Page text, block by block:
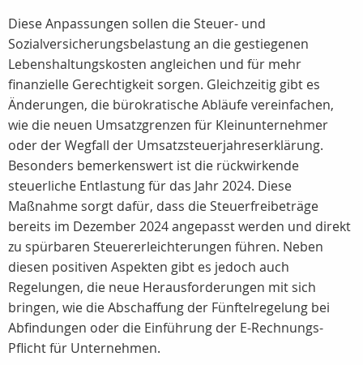
Diese Anpassungen sollen die Steuer- und
Sozialversicherungsbelastung an die gestiegenen
Lebenshaltungskosten angleichen und für mehr
finanzielle Gerechtigkeit sorgen. Gleichzeitig gibt es
Änderungen, die bürokratische Abläufe vereinfachen,
wie die neuen Umsatzgrenzen für Kleinunternehmer
oder der Wegfall der Umsatzsteuerjahreserklärung.
Besonders bemerkenswert ist die rückwirkende
steuerliche Entlastung für das Jahr 2024. Diese
Maßnahme sorgt dafür, dass die Steuerfreibeträge
bereits im Dezember 2024 angepasst werden und direkt
zu spürbaren Steuererleichterungen führen. Neben
diesen positiven Aspekten gibt es jedoch auch
Regelungen, die neue Herausforderungen mit sich
bringen, wie die Abschaffung der Fünftelregelung bei
Abfindungen oder die Einführung der E-Rechnungs-
Pflicht für Unternehmen.